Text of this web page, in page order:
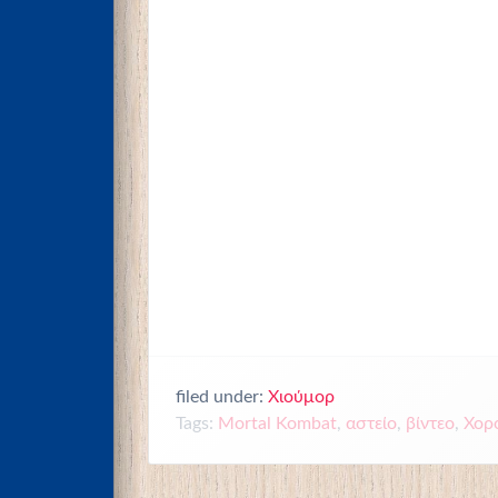
filed under: Χιούμορ
Tags: Mortal Kombat, αστείο, βίντεο,